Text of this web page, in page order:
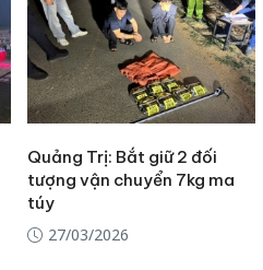
Quảng Trị: Bắt giữ 2 đối
tượng vận chuyển 7kg ma
túy
27/03/2026